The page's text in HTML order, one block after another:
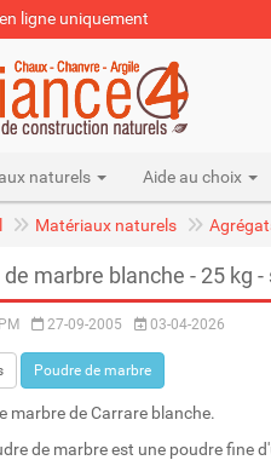
ligne uniquement
naturels Aide au choix
Matériaux naturels
de marbre blanche - 25 kg -
PM 27-09-2005 03-04-2026
Poudre de marbre
marbre de Carrare blanche.
de marbre est une poudre fine